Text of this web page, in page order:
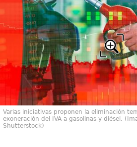
Varias iniciativas proponen la eliminación
exoneración del IVA a gasolinas y diésel.
Shutterstock)